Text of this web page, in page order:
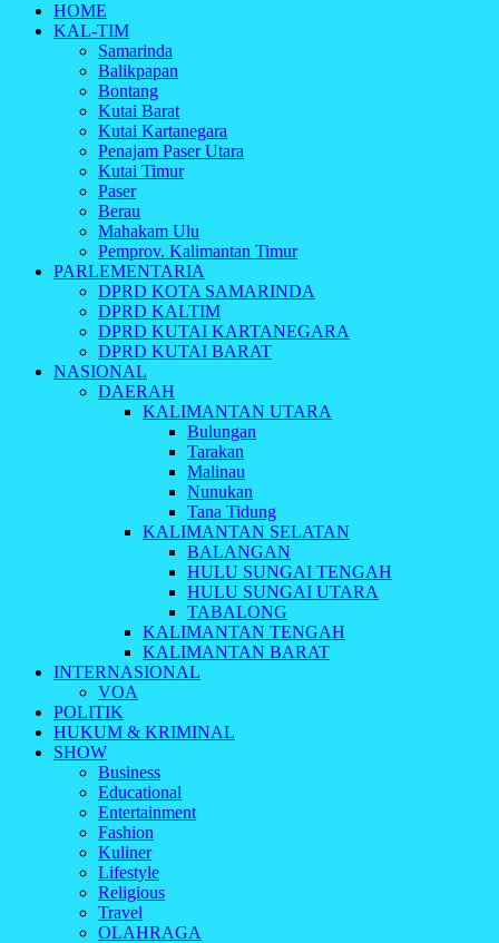
Indonesia Cyber
Media Cetak, Online & Streaming
HOME
KAL-TIM
Samarinda
Balikpapan
Bontang
Kutai Barat
Kutai Kartanegara
Penajam Paser Utara
Kutai Timur
Paser
Berau
Mahakam Ulu
Pemprov. Kalimantan Timur
PARLEMENTARIA
DPRD KOTA SAMARINDA
DPRD KALTIM
DPRD KUTAI KARTANEGARA
DPRD KUTAI BARAT
NASIONAL
DAERAH
KALIMANTAN UTARA
Bulungan
Tarakan
Malinau
Nunukan
Tana Tidung
KALIMANTAN SELATAN
BALANGAN
HULU SUNGAI TENGAH
HULU SUNGAI UTARA
TABALONG
KALIMANTAN TENGAH
KALIMANTAN BARAT
INTERNASIONAL
VOA
POLITIK
HUKUM & KRIMINAL
SHOW
Business
Educational
Entertainment
Fashion
Kuliner
Lifestyle
Religious
Travel
OLAHRAGA